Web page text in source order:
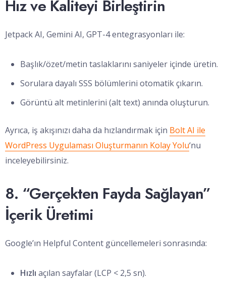
Hız ve Kaliteyi Birleştirin
Jetpack AI, Gemini AI, GPT-4 entegrasyonları ile:
Başlık/özet/metin taslaklarını saniyeler içinde üretin.
Sorulara dayalı SSS bölümlerini otomatik çıkarın.
Görüntü alt metinlerini (alt text) anında oluşturun.
Ayrıca, iş akışınızı daha da hızlandırmak için Bolt AI ile
WordPress Uygulaması Oluşturmanın Kolay Yolu‘nu
inceleyebilirsiniz.
8. “Gerçekten Fayda Sağlayan”
İçerik Üretimi
Google’ın Helpful Content güncellemeleri sonrasında:
Hızlı açılan sayfalar (LCP < 2,5 sn).